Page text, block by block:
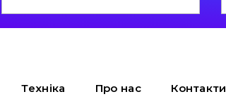
Техніка Про нас Контакти